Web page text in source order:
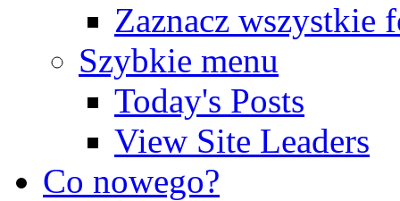
Zaznacz wszystkie
Szybkie menu
Today's Posts
View Site Leaders
Co nowego?